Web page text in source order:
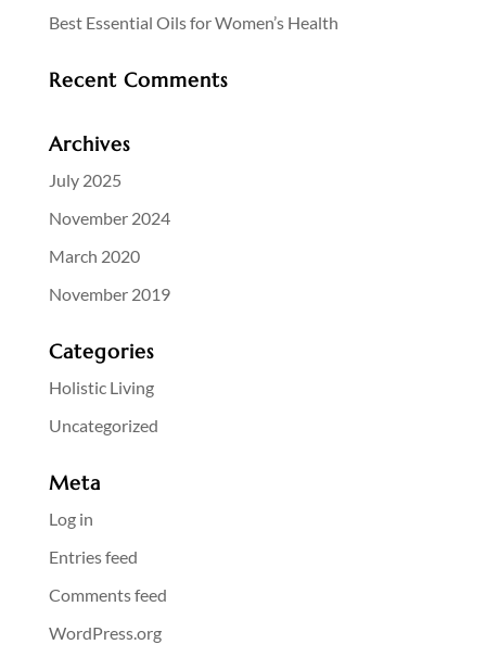
Best Essential Oils for Women’s Health
Recent Comments
Archives
July 2025
November 2024
March 2020
November 2019
Categories
Holistic Living
Uncategorized
Meta
Log in
Entries feed
Comments feed
WordPress.org